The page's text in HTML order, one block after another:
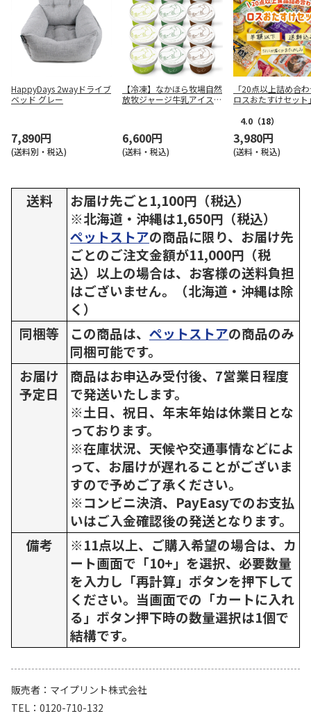
HappyDays 2wayドライブ
ベッド グレー
7,890円
(送料別・税込)
【冷凍】なかほら牧場自然
放牧ジャージ牛乳アイス1
6,600円
(送料・税込)
「20点以上詰め合
ロスおたすけセット
4.0 （18）
3,980円
(送料・税込)
送料
お届け先ごと1,100円（税込）
※北海道・沖縄は1,650円（税込）
ペットストアの商品に限り、お届け先
ごとのご注文金額が11,000円（税
込）以上の場合は、お客様の送料負担
はございません。（北海道・沖縄は除
く）
同梱等
この商品は、 ペットストアの商品のみ
同梱可能です。
お届け
予定日
商品はお申込み受付後、7営業日程度
で発送いたします。
※土日、祝日、年末年始は休業日とな
っております。
※在庫状況、天候や交通事情などによ
って、お届けが遅れることがございま
すので予めご了承ください。
※コンビニ決済、PayEasyでのお支払
いはご入金確認後の発送となります。
備考
※11点以上、ご購入希望の場合は、カ
ート画面で「10+」を選択、必要数量
を入力し「再計算」ボタンを押下して
ください。当画面での「カートに入れ
る」ボタン押下時の数量選択は1個で
結構です。
販売者
マイプリント株式会社
TEL
0120-710-132